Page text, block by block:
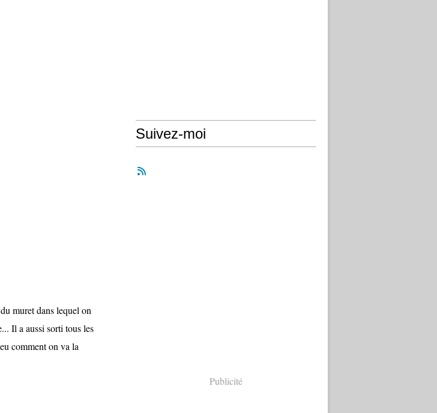
muret dans lequel on
Il a aussi sorti tous les
comment on va la
Suivez-moi
Publicité